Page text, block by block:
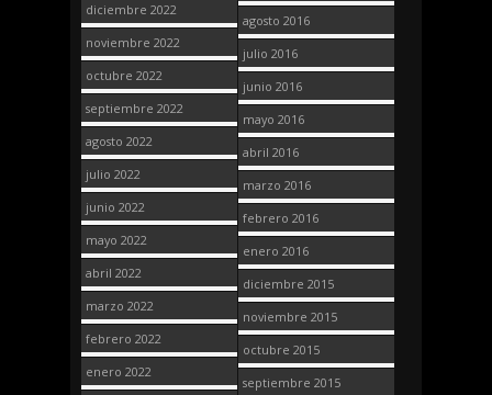
diciembre 2022
noviembre 2022
octubre 2022
septiembre 2022
agosto 2022
julio 2022
junio 2022
mayo 2022
abril 2022
marzo 2022
febrero 2022
enero 2022
agosto 2016
julio 2016
junio 2016
mayo 2016
abril 2016
marzo 2016
febrero 2016
enero 2016
diciembre 2015
noviembre 2015
octubre 2015
septiembre 2015